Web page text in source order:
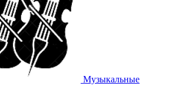
Музыкальные